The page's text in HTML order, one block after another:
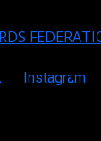
Instagram